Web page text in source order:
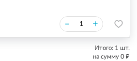
– +
Итого: 1 шт.
на сумму 0 ₽